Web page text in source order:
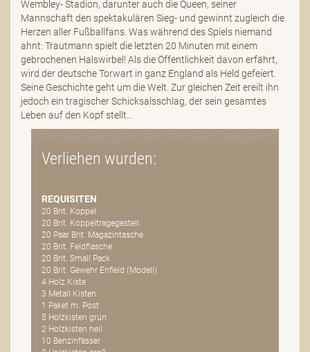
Wembley- Stadion, darunter auch die Queen, seiner
Mannschaft den spektakulären Sieg- und gewinnt zugleich die
Herzen aller Fußballfans. Was während des Spiels niemand
ahnt: Trautmann spielt die letzten 20 Minuten mit einem
gebrochenen Halswirbel! Als die Öffentlichkeit davon erfährt,
wird der deutsche Torwart in ganz England als Held gefeiert.
Seine Geschichte geht um die Welt. Zur gleichen Zeit ereilt ihn
jedoch ein tragischer Schicksalsschlag, der sein gesamtes
Leben auf den Kopf stellt…
Verliehen wurden:
REQUISITEN
20 Brit. Koppel
20 Brit. Koppeltragegestell
20 Paar Brit. Magazintasche
20 Brit. Feldflasche
20 Brit. Small Pack
20 Brit. Gewehr Enfield (Modell)
4 Holz Kiste
3 Metall Kisten
1 Paket m. Post
5 Holzkisten grün
2 Holzkisten hell
10 Benzinfässer